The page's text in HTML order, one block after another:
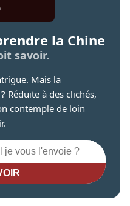
la Chine
savoir.
Mais la
Réduite à des clichés,
contemple de loin